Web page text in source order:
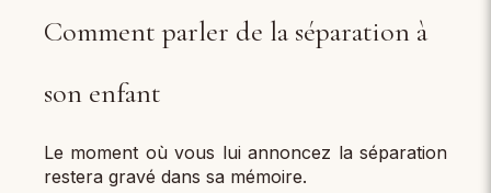
Comment parler de la séparation à
son enfant
Le moment où vous lui annoncez la séparation
restera gravé dans sa mémoire.